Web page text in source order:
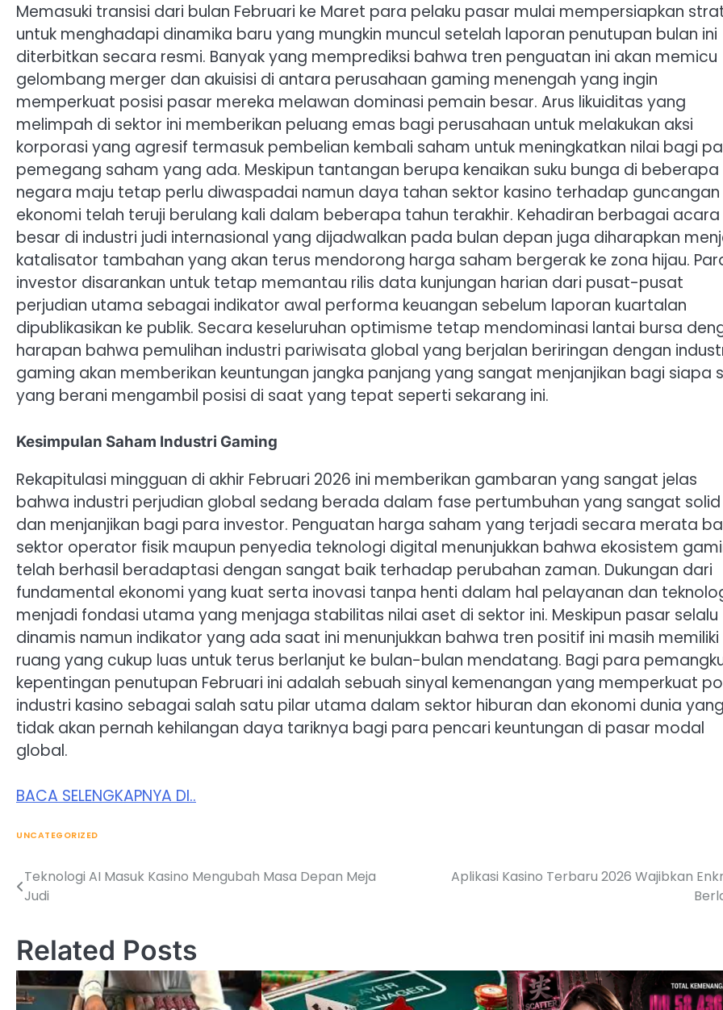
Memasuki transisi dari bulan Februari ke Maret para pelaku pasar mulai mempersiapkan
untuk menghadapi dinamika baru yang mungkin muncul setelah laporan penutupan bulan ini
diterbitkan secara resmi. Banyak yang memprediksi bahwa tren penguatan ini akan memicu
gelombang merger dan akuisisi di antara perusahaan gaming menengah yang ingin
memperkuat posisi pasar mereka melawan dominasi pemain besar. Arus likuiditas yang
melimpah di sektor ini memberikan peluang emas bagi perusahaan untuk melakukan aksi
korporasi yang agresif termasuk pembelian kembali saham untuk meningkatkan nilai bagi
pemegang saham yang ada. Meskipun tantangan berupa kenaikan suku bunga di beberapa
negara maju tetap perlu diwaspadai namun daya tahan sektor kasino terhadap guncangan
ekonomi telah teruji berulang kali dalam beberapa tahun terakhir. Kehadiran berbagai acara
besar di industri judi internasional yang dijadwalkan pada bulan depan juga diharapkan
katalisator tambahan yang akan terus mendorong harga saham bergerak ke zona hijau.
investor disarankan untuk tetap memantau rilis data kunjungan harian dari pusat-pusat
perjudian utama sebagai indikator awal performa keuangan sebelum laporan kuartalan
dipublikasikan ke publik. Secara keseluruhan optimisme tetap mendominasi lantai bursa
harapan bahwa pemulihan industri pariwisata global yang berjalan beriringan dengan
gaming akan memberikan keuntungan jangka panjang yang sangat menjanjikan bagi siapa
yang berani mengambil posisi di saat yang tepat seperti sekarang ini.
Kesimpulan Saham Industri Gaming
Rekapitulasi mingguan di akhir Februari 2026 ini memberikan gambaran yang sangat jelas
bahwa industri perjudian global sedang berada dalam fase pertumbuhan yang sangat solid
dan menjanjikan bagi para investor. Penguatan harga saham yang terjadi secara merata
sektor operator fisik maupun penyedia teknologi digital menunjukkan bahwa ekosistem
telah berhasil beradaptasi dengan sangat baik terhadap perubahan zaman. Dukungan dari
fundamental ekonomi yang kuat serta inovasi tanpa henti dalam hal pelayanan dan
menjadi fondasi utama yang menjaga stabilitas nilai aset di sektor ini. Meskipun pasar selalu
dinamis namun indikator yang ada saat ini menunjukkan bahwa tren positif ini masih memiliki
ruang yang cukup luas untuk terus berlanjut ke bulan-bulan mendatang. Bagi para
kepentingan penutupan Februari ini adalah sebuah sinyal kemenangan yang memperkuat
industri kasino sebagai salah satu pilar utama dalam sektor hiburan dan ekonomi dunia yang
tidak akan pernah kehilangan daya tariknya bagi para pencari keuntungan di pasar modal
global.
BACA SELENGKAPNYA DI..
UNCATEGORIZED
Post
Teknologi AI Masuk Kasino Mengubah Masa Depan Meja
Judi
Aplikasi Kasino Terbaru 2026 Wajibkan
Related Posts